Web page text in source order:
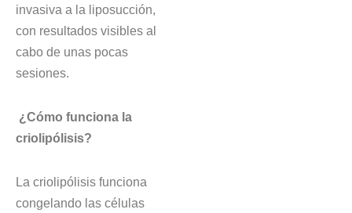
invasiva a la liposucción,
con resultados visibles al
cabo de unas pocas
sesiones.
¿Cómo funciona la
criolipólisis?
La criolipólisis funciona
congelando las células